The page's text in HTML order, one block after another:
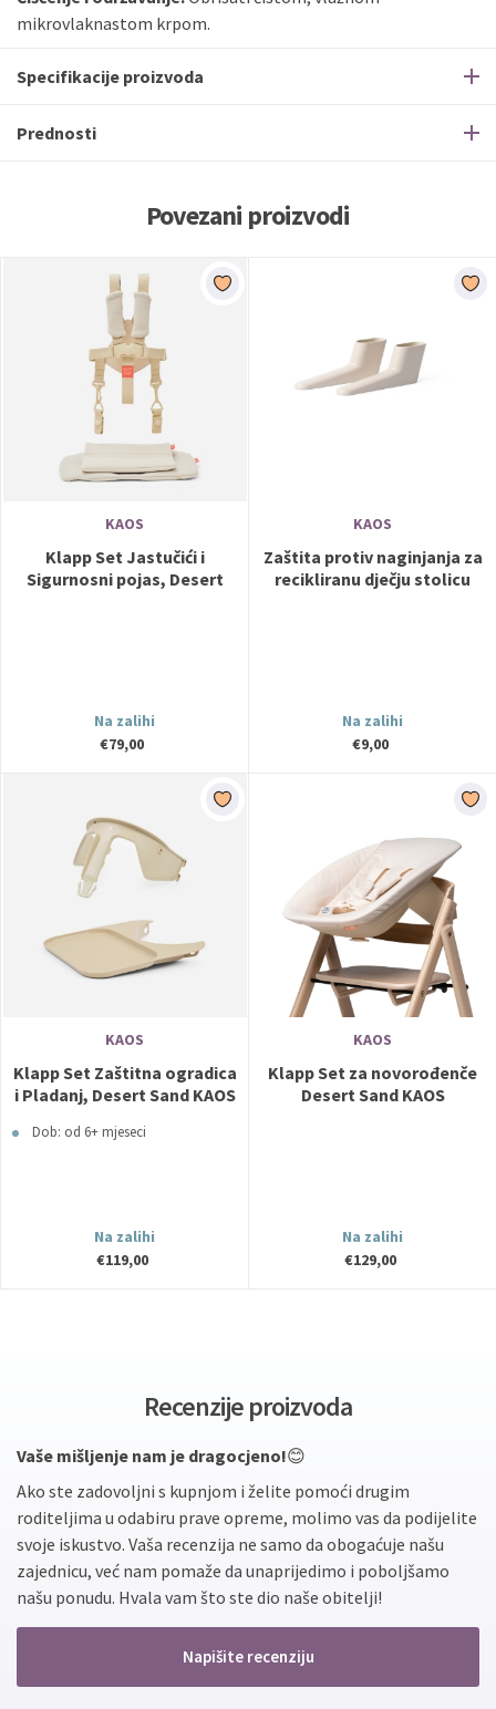
mikrovlaknastom krpom.
Specifikacije proizvoda
Prednosti
Povezani proizvodi
KAOS
Klapp Set Jastučići i
Sigurnosni pojas, Desert
Na zalihi
€79,00
KAOS
Zaštita protiv naginjanja za
recikliranu dječju stolicu
Na zalihi
€9,00
KAOS
Klapp Set Zaštitna ogradica
i Pladanj, Desert Sand KAOS
Dob: od 6+ mjeseci
Na zalihi
€119,00
KAOS
Klapp Set za novorođenče
Desert Sand KAOS
Na zalihi
€129,00
Recenzije proizvoda
Vaše mišljenje nam je dragocjeno!😊
Ako ste zadovoljni s kupnjom i želite pomoći drugim
roditeljima u odabiru prave opreme, molimo vas da podijelite
svoje iskustvo. Vaša recenzija ne samo da obogaćuje našu
zajednicu, već nam pomaže da unaprijedimo i poboljšamo
našu ponudu. Hvala vam što ste dio naše obitelji!
Napišite recenziju